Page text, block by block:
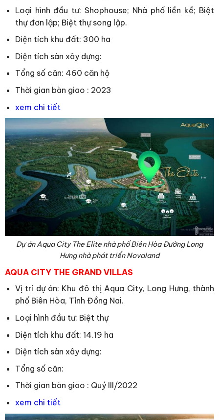
Loại hình đầu tư: Shophouse; Nhà phố liền kề; Biệt
thự đơn lập; Biệt thự song lập.
Diện tích khu đất: 300 ha
Diện tích sàn xây dựng:
Tổng số căn: 460 căn hộ
Thời gian bàn giao : 2023
xem chi tiết
Dự án Aqua City The Elite nhà phố Biên Hòa Đường Long
Hưng nhà phát triển Novaland
AQUA CITY THE GRAND VILLAS
Vị trí dự án: Khu đô thị Aqua City, Long Hưng, thành
phố Biên Hòa, Tỉnh Đồng Nai.
Loại hình đầu tư: Biệt thự
Diện tích khu đất: 14.19 ha
Diện tích sàn xây dựng:
Tổng số căn:
Thời gian bàn giao : Quý III/2022
xem chi tiết